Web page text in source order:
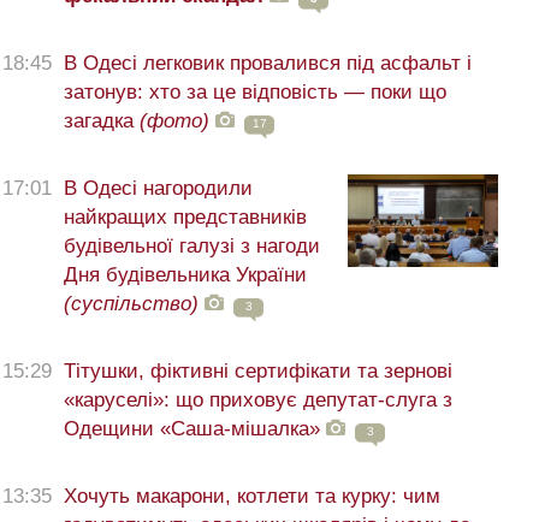
18:45 В Одесі легковик провалився під асфальт і
затонув: хто за це відповість — поки що
загадка (фото) 17
17:01
В Одесі нагородили
найкращих представників
будівельної галузі з нагоди
Дня будівельника України
(суспільство)
3
15:29 Тітушки, фіктивні сертифікати та зернові
«каруселі»: що приховує депутат-слуга з
Одещини «Саша-мішалка»
3
13:35 Хочуть макарони, котлети та курку: чим